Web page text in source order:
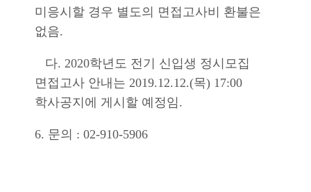
미응시할 경우 별도의 면접고사비 환불은
없음.
다. 2020학년도 전기 신입생 정시모집
면접고사 안내는 2019.12.12.(목) 17:00
학사공지에 게시할 예정임.
6. 문의 : 02-910-5906